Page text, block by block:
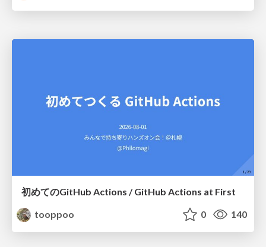
初めてのGitHub Actions / GitHub Actions at First
tooppoo
0 140